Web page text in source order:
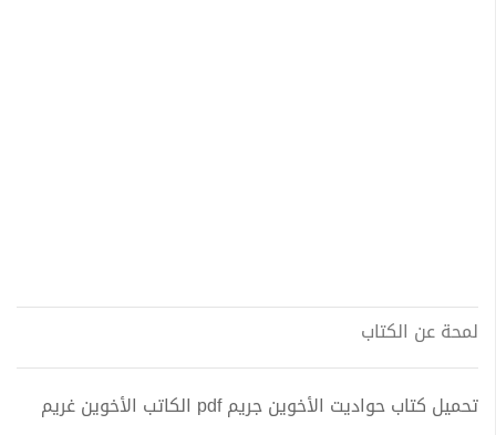
لمحة عن الكتاب
تحميل كتاب حواديت الأخوين جريم pdf الكاتب الأخوين غريم